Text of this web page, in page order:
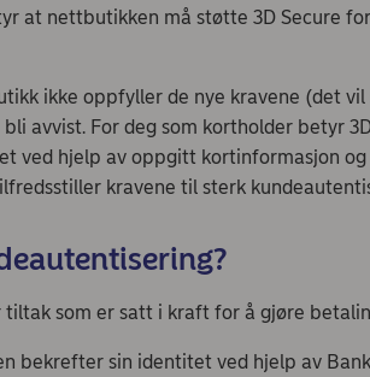
at nettbutikken må støtte 3D Secure
ikke oppfyller de nye kravene (det vil
avvist. For deg som kortholder betyr
ved hjelp av oppgitt kortinformasjon
kravene til sterk
som er satt i kraft for å gjøre
bekrefter sin identitet ved hjelp av